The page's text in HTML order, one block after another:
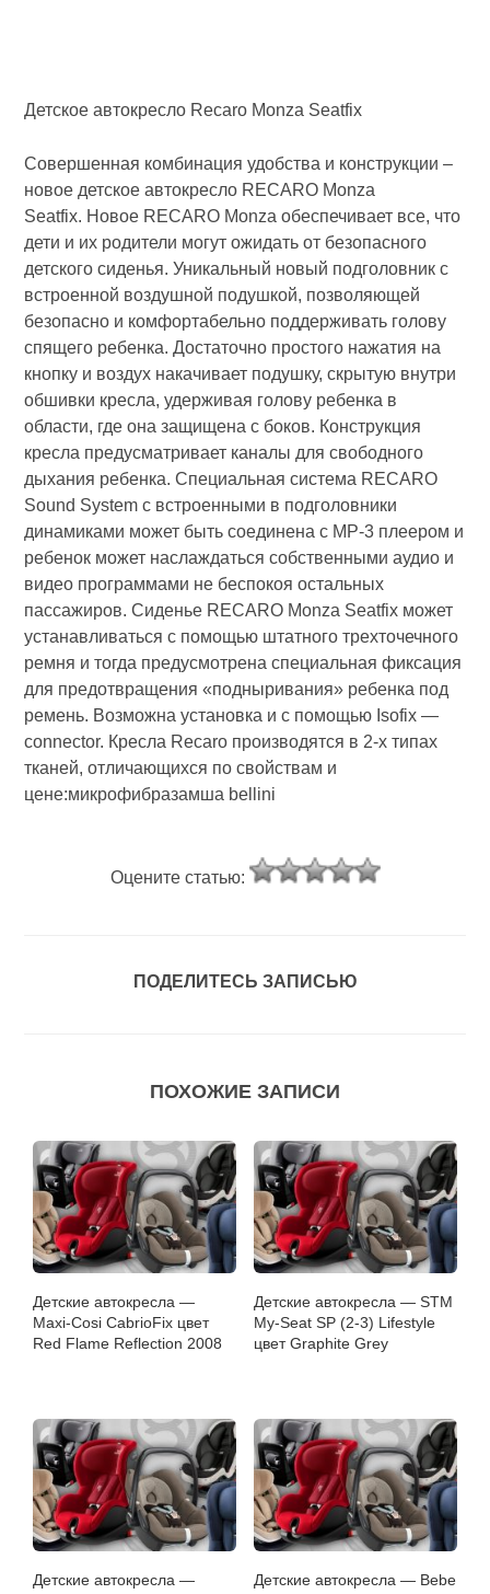
Детское автокресло Recaro Monza Seatfix
Совершенная комбинация удобства и конструкции –
новое детское автокресло RECARO Monza
Seatfix. Новое RECARO Monza обеспечивает все, что
дети и их родители могут ожидать от безопасного
детского сиденья. Уникальный новый подголовник с
встроенной воздушной подушкой, позволяющей
безопасно и комфортабельно поддерживать голову
спящего ребенка. Достаточно простого нажатия на
кнопку и воздух накачивает подушку, скрытую внутри
обшивки кресла, удерживая голову ребенка в
области, где она защищена с боков. Конструкция
кресла предусматривает каналы для свободного
дыхания ребенка. Специальная система RECARO
Sound System с встроенными в подголовники
динамиками может быть соединена с МР-3 плеером и
ребенок может наслаждаться собственными аудио и
видео программами не беспокоя остальных
пассажиров. Сиденье RECARO Monza Seatfix может
устанавливаться с помощью штатного трехточечного
ремня и тогда предусмотрена специальная фиксация
для предотвращения «подныривания» ребенка под
ремень. Возможна установка и с помощью Isofix —
connector. Кресла Recaro производятся в 2-х типах
тканей, отличающихся по свойствам и
цене:микрофибразамша bellini
Оцените статью:
ПОДЕЛИТЕСЬ ЗАПИСЬЮ
ПОХОЖИЕ ЗАПИСИ
Детские автокресла —
Maxi-Cosi CabrioFix цвет
Red Flame Reflection 2008
Детские автокресла — STM
My-Seat SP (2-3) Lifestyle
цвет Graphite Grey
Детские автокресла —
Детские автокресла — Bebe